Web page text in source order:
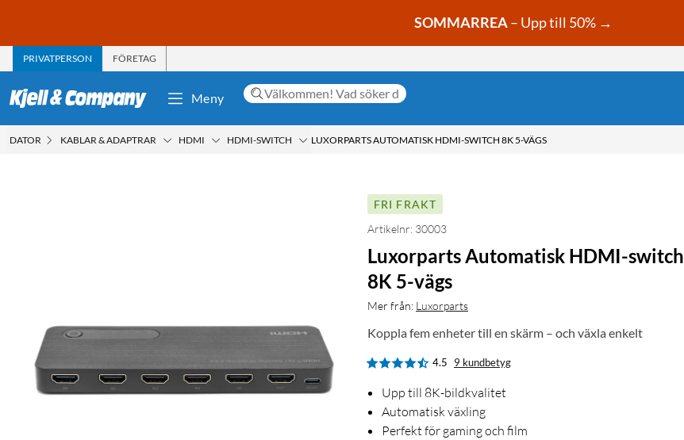
SOMMARREA– Upp till 50% →
PRIVATPERSON FÖRETAG
Meny
DATOR KABLAR & ADAPTRAR HDMI HDMI-SWITCH LUXORPARTS AUTOMATISK HDMI-SWITCH 8K 5-VÄGS
FRI FRAKT
Artikelnr: 30003
Luxorparts Automatisk HDMI-switch
8K 5-vägs
Mer från: Luxorparts
Koppla fem enheter till en skärm – och växla enkelt
4.5 9 kundbetyg
Upp till 8K-bildkvalitet
Automatisk växling
Perfekt för gaming och film